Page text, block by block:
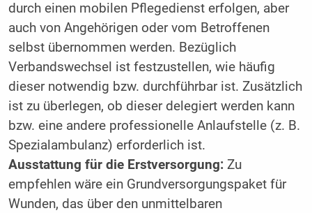
durch einen mobilen Pflegedienst erfolgen, aber
auch von Angehörigen oder vom Betroffenen
selbst übernommen werden. Bezüglich
Verbandswechsel ist festzustellen, wie häufig
dieser notwendig bzw. durchführbar ist. Zusätzlich
ist zu überlegen, ob dieser delegiert werden kann
bzw. eine andere professionelle Anlaufstelle (z. B.
Spezialambulanz) erforderlich ist.
Ausstattung für die Erstversorgung:Zu
empfehlen wäre ein Grundversorgungspaket für
Wunden, das über den unmittelbaren